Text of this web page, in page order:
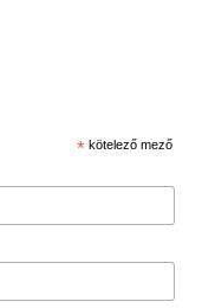
* kötelező mező